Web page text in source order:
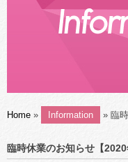
Home » Information » 臨
臨時休業のお知らせ【2020